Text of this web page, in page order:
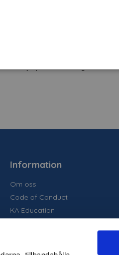
vid slag eller stötar. Filmen
hjälper till att skydda
Information
Om oss
Code of Conduct
KA Education
Tidigare projekt